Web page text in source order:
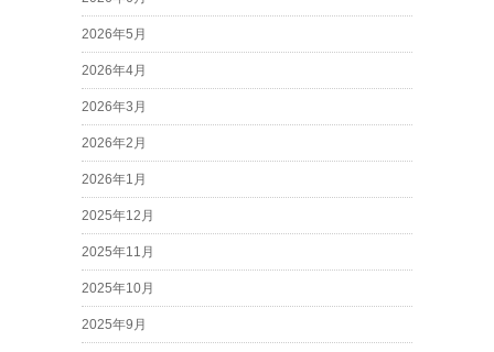
2026年5月
2026年4月
2026年3月
2026年2月
2026年1月
2025年12月
2025年11月
2025年10月
2025年9月